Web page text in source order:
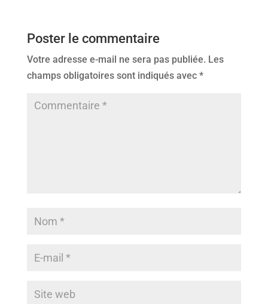
Poster le commentaire
Votre adresse e-mail ne sera pas publiée. Les
champs obligatoires sont indiqués avec *